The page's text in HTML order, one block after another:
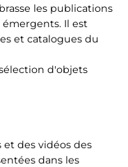
les publications
Il est
et catalogues du
d'objets
des vidéos des
dans les